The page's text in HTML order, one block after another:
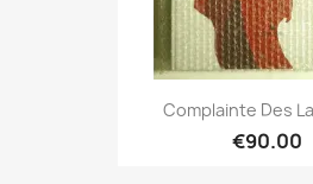
Complainte Des
€90.00